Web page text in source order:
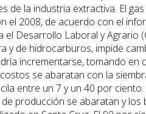
de la industria extractiva. El
el 2008, de acuerdo con el
el Desarrollo Laboral y Agrario
y de hidrocarburos, impide
incrementarse, tomando en
se abaratan con la
entre un 7 y un 40 por
producción se abaratan y